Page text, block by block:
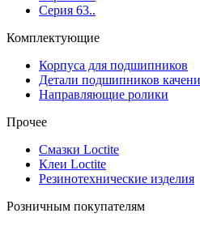
Серия 63..
Комплектующие
Корпуса для подшипников
Детали подшипников
Направляющие ролики
Прочее
Смазки Loctite
Клеи Loctite
Резинотехнические изделия
Розничным покупателям